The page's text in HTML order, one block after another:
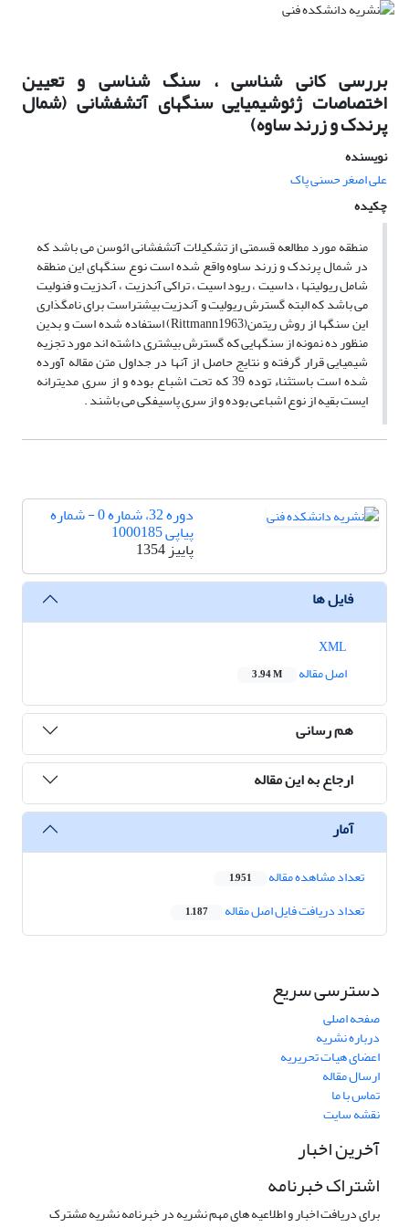
بررسی کانی شناسی ، سنگ شناسی و تعیین
اختصاصات ژئوشیمیایی سنگهای آتشفشانی (شمال
پرندک و زرند ساوه)
نویسنده
علی اصغر حسنی پاک
چکیده
منطقه مورد مطالعه قسمتی از تشکیلات آتشفشانی ائوسن می باشد که
در شمال پرندک و زرند ساوه واقع شده است نوع سنگهای این منطقه
شامل ریولیتها ، داسیت ، ریود اسیت ، تراکی آندزیت ، آندزیت و فنولیت
می باشد که البته گسترش ریولیت و آندزیت بیشتراست برای نامگذاری
این سنگها از روش ریتمن(Rittmann1963) استفاده شده است و بدین
منظور ده نمونه از سنگهایی که گسترش بیشتری داشته اند مورد تجزیه
شیمیایی قرار گرفته و نتایج حاصل از آنها در جداول متن مقاله آورده
شده است باستثناء توده 39 که تحت اشباع بوده و از سری مدیترانه
ایست بقیه از نوع اشباعی بوده و از سری پاسیفکی می باشند .
دوره 32، شماره 0 - شماره
پیاپی 1000185
پاییز 1354
فایل ها
اصل مقاله
3.94 M
هم رسانی
ارجاع به این مقاله
آمار
تعداد مشاهده مقاله 1,951
تعداد دریافت فایل اصل مقاله 1,187
دسترسی سریع
صفحه اصلی
درباره نشریه
اعضای هیات تحریریه
ارسال مقاله
تماس با ما
نقشه سایت
آخرین اخبار
اشتراک خبرنامه
برای دریافت اخبار و اطلاعیه های مهم نشریه در خبرنامه نشریه مشترک